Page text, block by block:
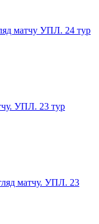
матчу УПЛ. 24 тур
УПЛ. 23 тур
матчу. УПЛ. 23